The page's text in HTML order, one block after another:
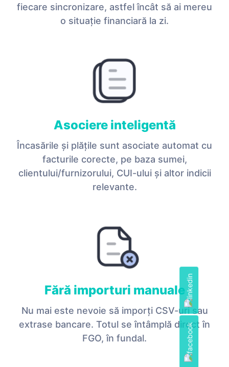
fiecare sincronizare, astfel încât să ai mereu
o situație financiară la zi.
Asociere inteligentă
Încasările și plățile sunt asociate automat cu
facturile corecte, pe baza sumei,
clientului/furnizorului, CUI-ului și altor indicii
relevante.
Fără importuri manuale
Nu mai este nevoie să imporți CSV-uri sau
extrase bancare. Totul se întâmplă direct în
FGO, în fundal.